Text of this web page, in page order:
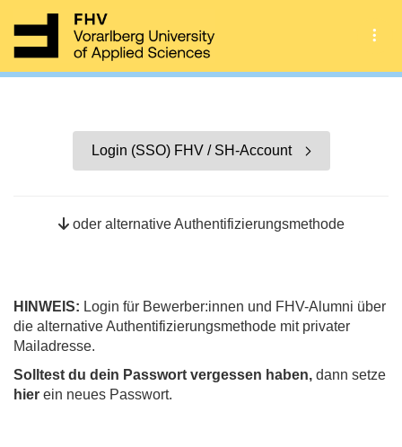
Login (SSO) FHV / SH-Account
oder alternative Authentifizierungsmethode
HINWEIS: Login für Bewerber:innen und FHV-Alumni über
die alternative Authentifizierungsmethode mit privater
Mailadresse.
Solltest du dein Passwort vergessen haben, dann setze
hier ein neues Passwort.